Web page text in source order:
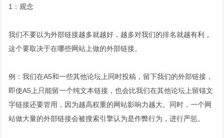
1：观念
我们不要以为外部链接越多就越好，越多对我们的排名就越有利，
这个要取决于在哪些网站上做的外部链接。
例：我们在A5和一些其他论坛上同时投稿，留下我们的外部链接，
即使A5上只能留一个纯文本链接，也会比我们在其他论坛上留锚文
字链接还要管用，因为越高权重的网站影响力越大。同时，一个网
站做大量的外部链接会被搜索引擎认为是作弊行为，进行严惩。